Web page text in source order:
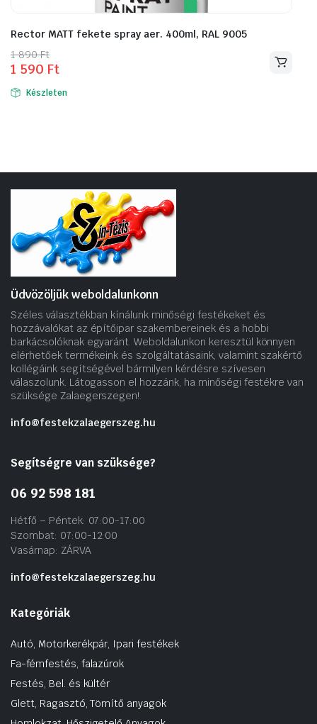
Rector MATT fekete spray aer. 400ml, RAL 9005
1 890Ft
Original
price
was:
1 590 Ft
Current
price
is: Készleten
Üdvözöljük weboldalunkonn
Széles választékban kínálunk minőségi festékeket és
hozzávalókat az építőipar szakembereinek és a hobbi
barkácsolóknak egyaránt. Weboldalunkon keresztül könnyen
elérhetőek termékeink és szolgáltatásaink, valamint szakértő
kollégáink segítségével bármilyen kérdésre szívesen
válaszolunk. Látogasson el hozzánk, ha minőségi festékre van
szüksége Zalaegerszegen!.
info@festekzalaegerszeg.hu
Segítségre van szüksége?
06 92 598 181
Hétfő – Péntek: 07:00-17:00
Szombat: 07:00-12:00
Vasárnap: ZÁRVA
info@festekzalaegerszeg.hu
Kategóriák
Autó, Motorkerékpár, Ipari festékek
Fa-fémfestés, falazúrok
Festés, Bel. és kültér
Glett, Ragasztó, Tömítő anyagok